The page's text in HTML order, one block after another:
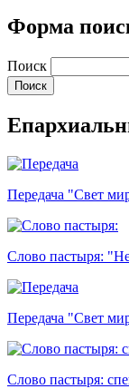
Форма
Поиск
Передача "Свет
Слово пастыря:
Передача "Свет
Слово пастыря: